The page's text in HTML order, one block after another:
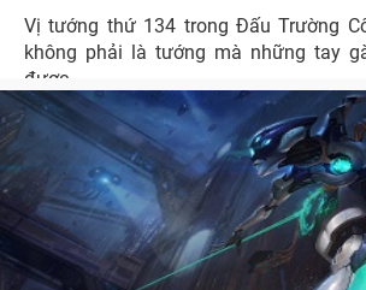
Vị tướng thứ 134 trong Đấu Trường
không phải là tướng mà những tay
được.